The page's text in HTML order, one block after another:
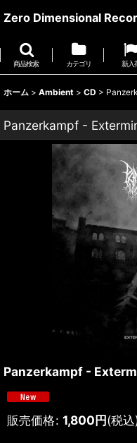
Zero Dimensional
商品検索 カテゴリ 新入
ホーム > Ambient > CD >
Panzerkampf -
Panzerkampf -
販売価格: 1,800円(税込